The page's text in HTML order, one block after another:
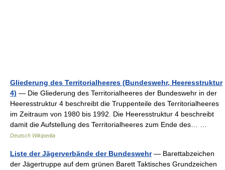
Gliederung des Territorialheeres (Bundeswehr, Heeresstruktur
4) — Die Gliederung des Territorialheeres der Bundeswehr in der
Heeresstruktur 4 beschreibt die Truppenteile des Territorialheeres
im Zeitraum von 1980 bis 1992. Die Heeresstruktur 4 beschreibt
damit die Aufstellung des Territorialheeres zum Ende des… …
Deutsch Wikipedia
Liste der Jägerverbände der Bundeswehr— Barettabzeichen
der Jägertruppe auf dem grünen Barett Taktisches Grundzeichen